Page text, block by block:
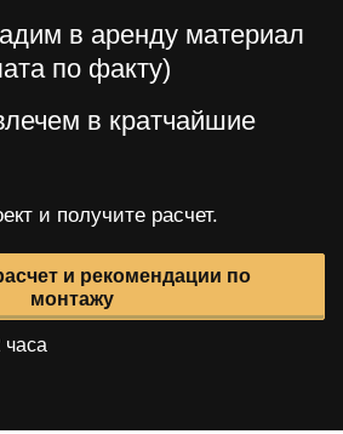
в аренду материал
по факту)
в кратчайшие
и получите расчет.
и рекомендации по
монтажу
часа